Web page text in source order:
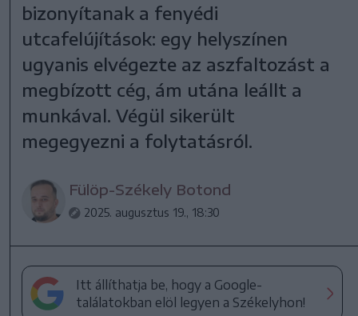
bizonyítanak a fenyédi
utcafelújítások: egy helyszínen
ugyanis elvégezte az aszfaltozást a
megbízott cég, ám utána leállt a
munkával. Végül sikerült
megegyezni a folytatásról.
Fülöp-Székely Botond
2025. augusztus 19., 18:30
Itt állíthatja be, hogy a Google-
találatokban elöl legyen a Székelyhon!